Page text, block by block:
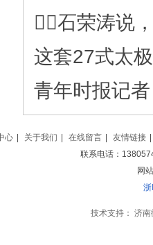
石荣涛说
这套27式太
青年时报记
心 关于我们 在线留言 友情链接
联系电话：
网
技术支持： 济南